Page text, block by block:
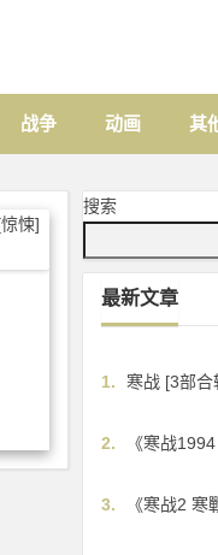
战争 动画 其
搜索
最新文章
1.
寒战 [3部合
2.
《寒战
3.
《寒战2 寒